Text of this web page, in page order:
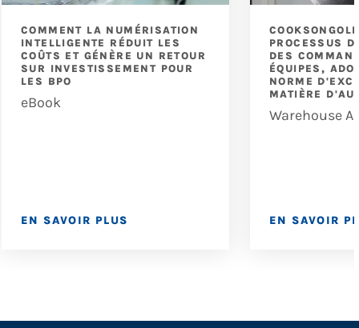
COMMENT LA NUMÉRISATION
INTELLIGENTE RÉDUIT LES
COÛTS ET GÉNÈRE UN RETOUR
SUR INVESTISSEMENT POUR
LES BPO
eBook
EN SAVOIR PLUS
PROCESSUS
DES
ÉQUIPES,
NORME
MATIÈRE
Warehouse
EN SAVOIR